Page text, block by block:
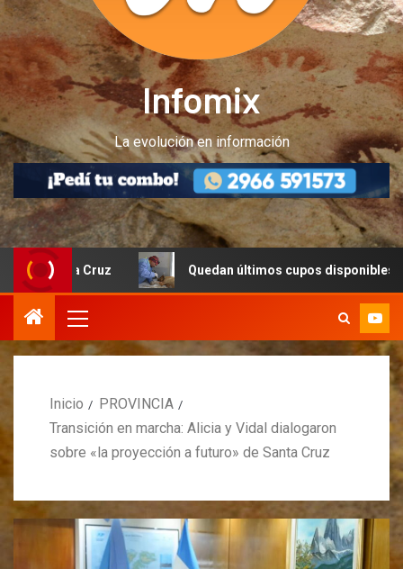
Infomix
La evolución en información
Cruz Quedan últimos cupos disponibles para
Inicio
PROVINCIA
Transición en marcha: Alicia y Vidal dialogaron
sobre «la proyección a futuro» de Santa Cruz